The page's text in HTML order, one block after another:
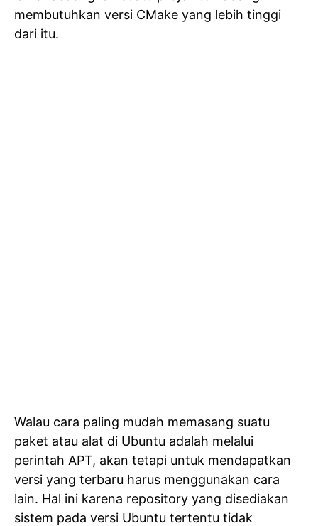
membutuhkan versi CMake yang lebih tinggi
dari itu.
Walau cara paling mudah memasang suatu
paket atau alat di Ubuntu adalah melalui
perintah APT, akan tetapi untuk mendapatkan
versi yang terbaru harus menggunakan cara
lain. Hal ini karena repository yang disediakan
sistem pada versi Ubuntu tertentu tidak